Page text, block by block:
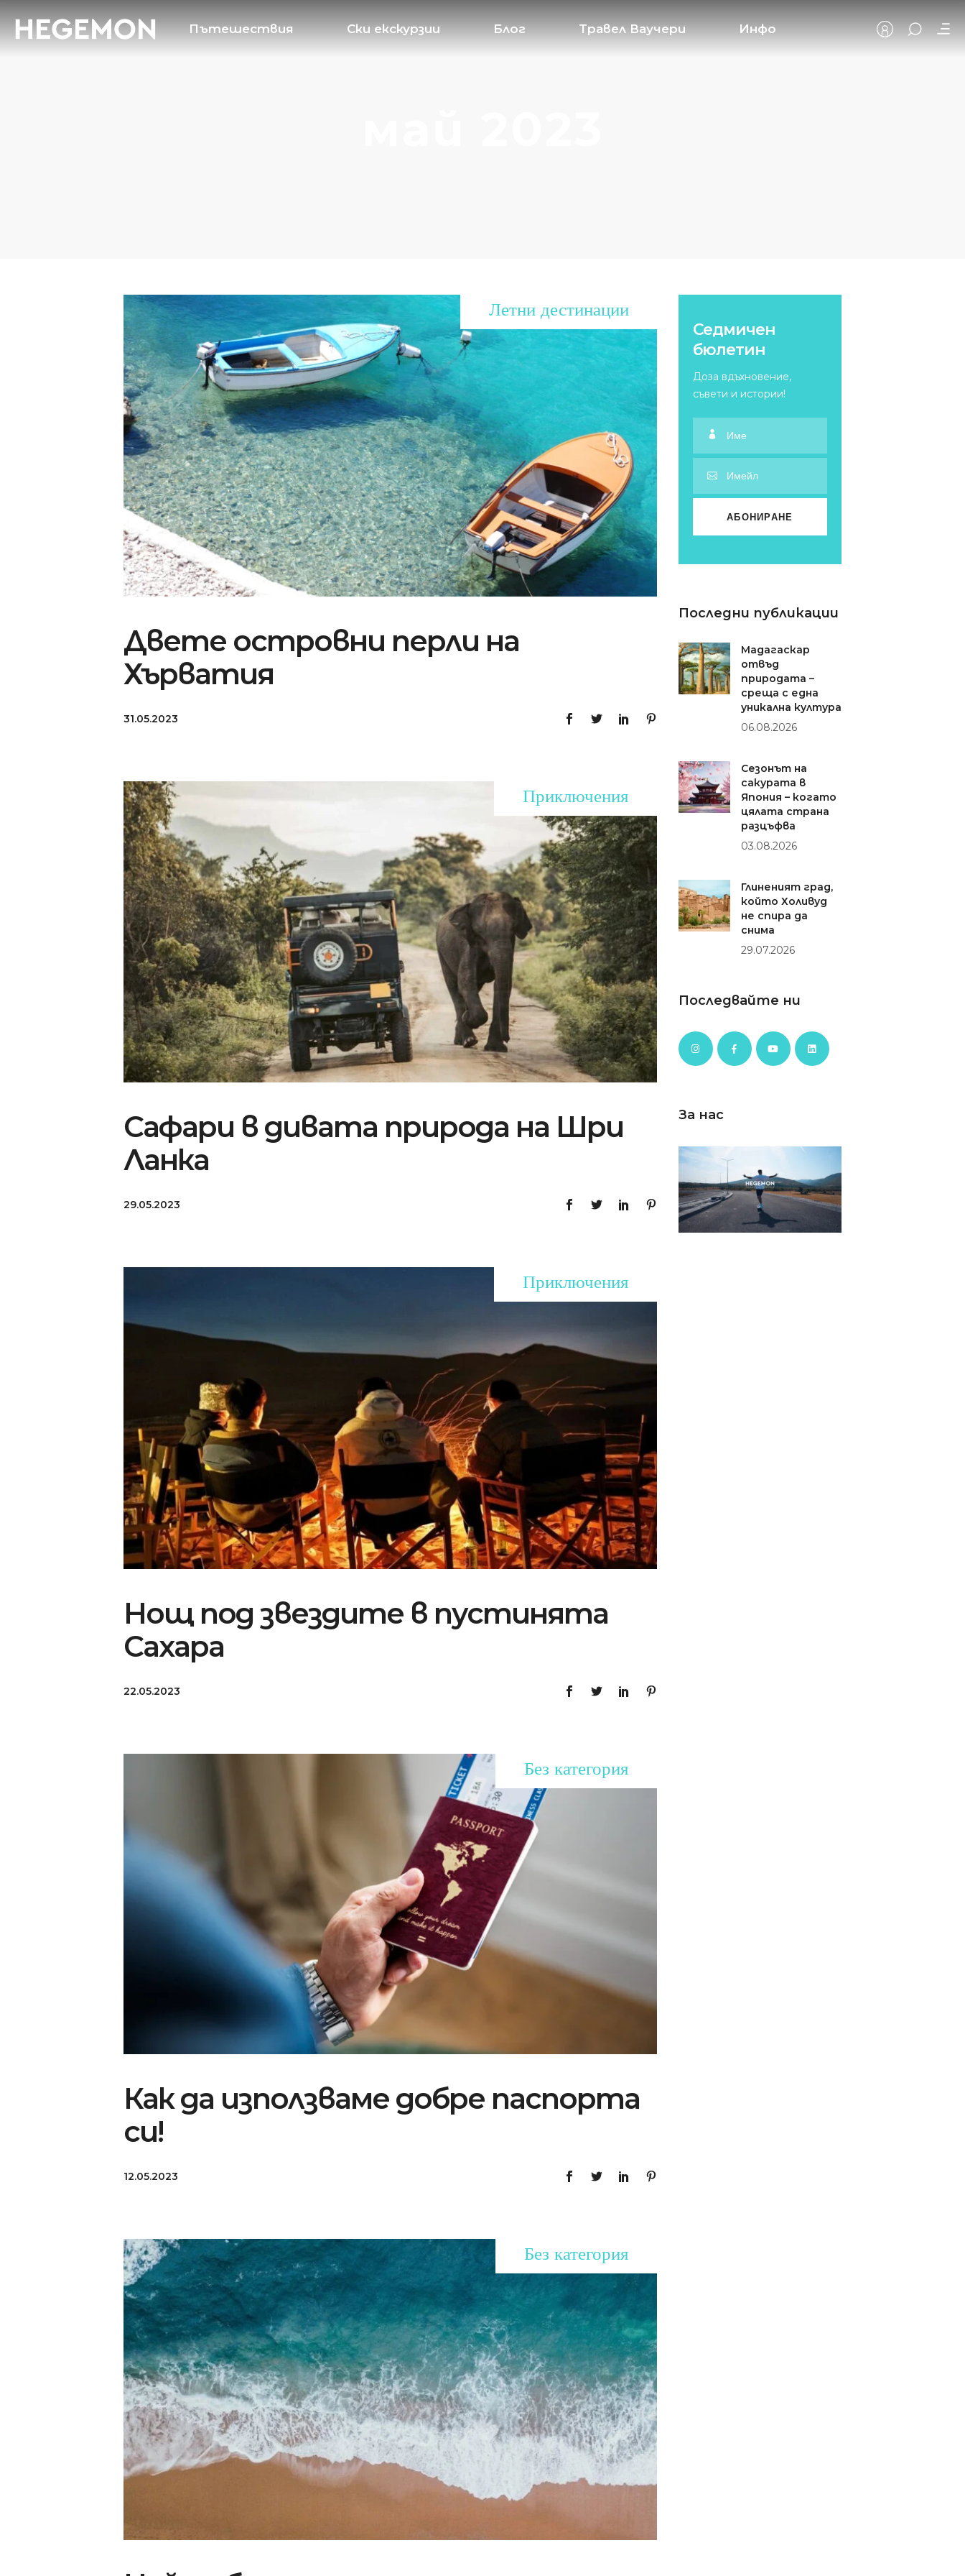
Пътешествия Ски екскурзии Блог Травел Ваучери Инфо
Летни дестинации
Двете островни перли на
Хърватия
31.05.2023
Приключения
Сафари в дивата природа на Шри
Ланка
29.05.2023
Приключения
Нощ под звездите в пустинята
Сахара
22.05.2023
Без категория
Как да използваме добре паспорта
си!
12.05.2023
Без категория
Седмичен
бюлетин
Доза вдъхновение,
съвети и истории!
Последни публикации
Мадагаскар
отвъд
природата –
среща с една
уникална култура
06.08.2026
Сезонът на
сакурата в
Япония – когато
цялата страна
разцъфва
03.08.2026
Глиненият град,
който Холивуд
не спира да
снима
29.07.2026
Последвайте ни
За нас